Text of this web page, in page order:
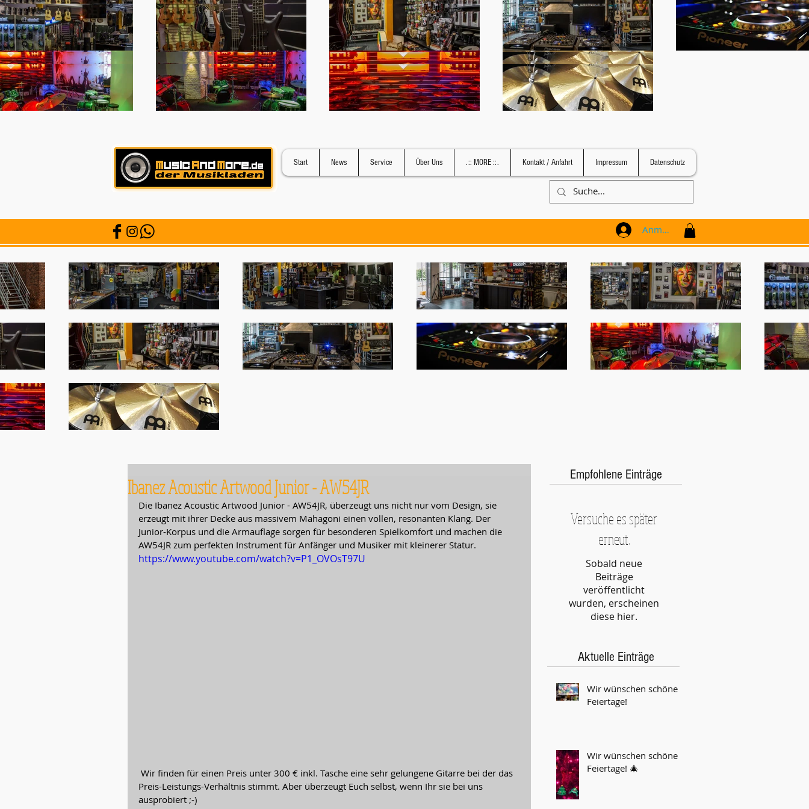
Start News Service Über Uns .:: MORE ::. Kontakt / Anfahrt Impressum Datenschutz
Anmelden
Ibanez Acoustic Artwood Junior - AW54JR
Die Ibanez Acoustic Artwood Junior - AW54JR, überzeugt uns nicht nur vom Design, sie
erzeugt mit ihrer Decke aus massivem Mahagoni einen vollen, resonanten Klang. Der
Junior-Korpus und die Armauflage sorgen für besonderen Spielkomfort und machen die
AW54JR zum perfekten Instrument für Anfänger und Musiker mit kleinerer Statur.
https://www.youtube.com/watch?v=P1_OVOsT97U
Preis-Leistungs-Verhältnis stimmt. Aber überzeugt Euch selbst, wenn Ihr sie bei uns
ausprobiert ;-)
Empfohlene Einträge
Versuche es später
erneut.
Sobald neue
Beiträge
veröffentlicht
wurden, erscheinen
diese hier.
Aktuelle Einträge
Wir wünschen schöne
Feiertage!
Wir wünschen schöne
Feiertage! 🎄